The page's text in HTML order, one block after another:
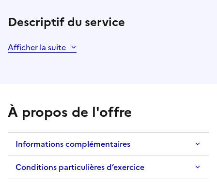
Descriptif du service
Afficher la suite
À propos de l'offre
Informations complémentaires
Conditions particulières d’exercice